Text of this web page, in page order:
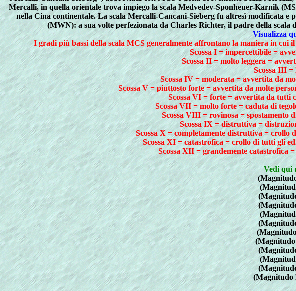
Mercalli, in quella orientale trova impiego la scala Medvedev-Sponheuer-Karnik
nella Cina continentale. La scala Mercalli-Cancani-Sieberg fu altresì modificata
(MWN): a sua volte perfezionata da Charles Richter, il padre della
Visualizza
I gradi più bassi della scala MCS generalmente affrontano la maniera in
Scossa I = impercettibile =
Scossa II = molto leggera =
Scossa III =
Scossa IV = moderata = avvertita da
Scossa V = piuttosto forte = avvertita da molte
Scossa VI = forte = avvertita da tutti
Scossa VII = molto forte = caduta di
Scossa VIII = rovinosa = spostamento
Scossa IX = distruttiva =
Scossa X = completamente distruttiva =
Scossa XI = catastrofica = crollo di tutti gli
Scossa XII = grandemente catastrofica
Vedi qui
(Magnitudo